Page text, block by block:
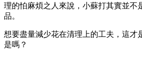
理的怕麻煩之人來說，小蘇打其實並不
品。
想要盡量減少花在清理上的工夫，這才
是嗎？